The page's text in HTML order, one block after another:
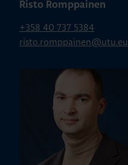
Risto Romppainen
+358 40 737 5384
risto.romppainen@utu.eu